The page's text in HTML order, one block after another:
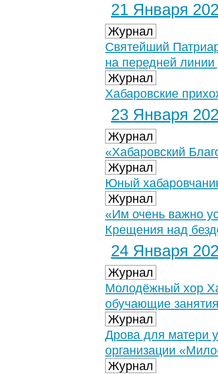
21 Января
Журнал
Святейший
на передней
Журнал
Хабаровские
23 Января
Журнал
«Хабаровский
Журнал
Юный
Журнал
«Им очень важно
Крещения над
24 Января
Журнал
Молодёжный хор
обучающие
Журнал
Дрова для матери
организации
Журнал